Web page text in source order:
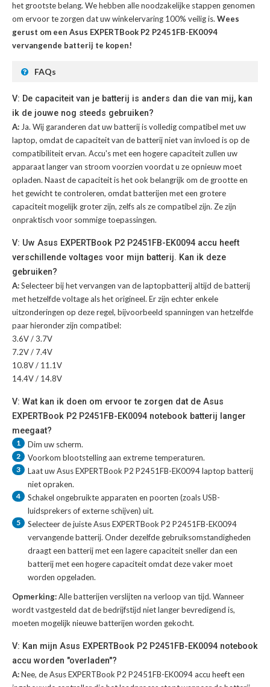
het grootste belang. We hebben alle noodzakelijke stappen genomen
om ervoor te zorgen dat uw winkelervaring 100% veilig is. Wees
gerust om een Asus EXPERTBook P2 P2451FB-EK0094
vervangende batterij te kopen!
FAQs
V: De capaciteit van je batterij is anders dan die van mij, kan
ik de jouwe nog steeds gebruiken?
A: Ja. Wij garanderen dat uw batterij is volledig compatibel met uw
laptop, omdat de capaciteit van de batterij niet van invloed is op de
compatibiliteit ervan. Accu's met een hogere capaciteit zullen uw
apparaat langer van stroom voorzien voordat u ze opnieuw moet
opladen. Naast de capaciteit is het ook belangrijk om de grootte en
het gewicht te controleren, omdat batterijen met een grotere
capaciteit mogelijk groter zijn, zelfs als ze compatibel zijn. Ze zijn
onpraktisch voor sommige toepassingen.
V: Uw Asus EXPERTBook P2 P2451FB-EK0094 accu heeft
verschillende voltages voor mijn batterij. Kan ik deze
gebruiken?
A:Selecteer bij het vervangen van de laptopbatterij altijd de batterij
met hetzelfde voltage als het origineel. Er zijn echter enkele
uitzonderingen op deze regel, bijvoorbeeld spanningen van hetzelfde
paar hieronder zijn compatibel:
3.6V / 3.7V
7.2V / 7.4V
10.8V / 11.1V
14.4V / 14.8V
V: Wat kan ik doen om ervoor te zorgen dat de Asus
EXPERTBook P2 P2451FB-EK0094 notebook batterij langer
meegaat?
1 Dim uw scherm.
2 Voorkom blootstelling aan extreme temperaturen.
3 Laat uwAsus EXPERTBook P2 P2451FB-EK0094 laptop batterij
niet opraken.
4
Schakel ongebruikte apparaten en poorten (zoals USB-
luidsprekers of externe schijven) uit.
5 Selecteer de juisteAsus EXPERTBook P2 P2451FB-EK0094
vervangende batterij. Onder dezelfde gebruiksomstandigheden
draagt een batterij met een lagere capaciteit sneller dan een
batterij met een hogere capaciteit omdat deze vaker moet
worden opgeladen.
Opmerking:Alle batterijen verslijten na verloop van tijd. Wanneer
wordt vastgesteld dat de bedrijfstijd niet langer bevredigend is,
moeten mogelijk nieuwe batterijen worden gekocht.
V: Kan mijn Asus EXPERTBook P2 P2451FB-EK0094 notebook
accu worden "overladen"?
A:Nee, de Asus EXPERTBook P2 P2451FB-EK0094 accu heeft een